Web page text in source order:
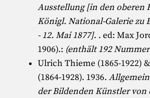
Ausstellung [in den oberen
Königl. National-Galerie zu
- 12. Mai 1877]. . ed:Max
1906).: (enthält 192
Ulrich Thieme (1865-1922)
(1864-1928). 1936.
der Bildenden Künstler von